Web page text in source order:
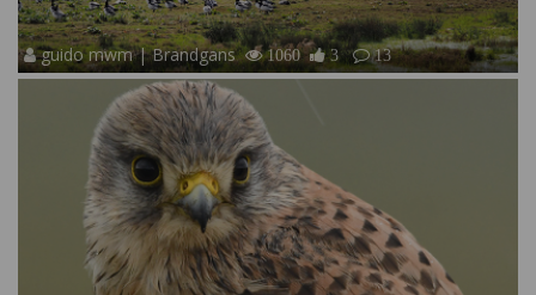
guido mwm | Brandgans 1060 3 13